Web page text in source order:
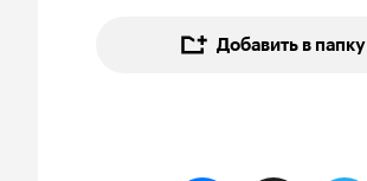
Добавить в папку